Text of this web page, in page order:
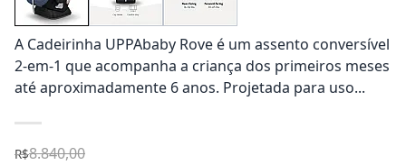
A Cadeirinha UPPAbaby Rove é um assento conversível
2-em-1 que acompanha a criança dos primeiros meses
até aproximadamente 6 anos. Projetada para uso...
R$8.840,00